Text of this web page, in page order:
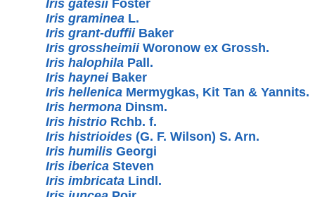
Iris gatesiiFoster
Iris graminea L.
Iris grant-duffiiBaker
Iris grossheimiiWoronow ex Grossh.
Iris halophila Pall.
Iris hayneiBaker
Iris hellenica Mermygkas, Kit Tan & Yannits.
Iris hermona Dinsm.
Iris histrio Rchb. f.
Iris histrioides (G. F. Wilson) S. Arn.
Iris humilis Georgi
Iris iberica Steven
Iris imbricata Lindl.